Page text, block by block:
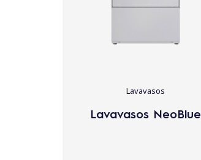
Lavavasos
Lavavasos NeoBlue